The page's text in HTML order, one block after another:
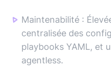
Maintenabilité :
centralisée des
playbooks YAML, et
agentless.